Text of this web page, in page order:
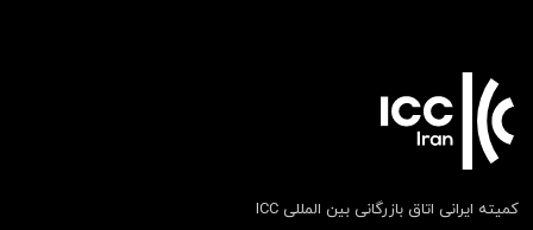
کمیته ایرانی اتاق بازرگانی بین المللی ICC